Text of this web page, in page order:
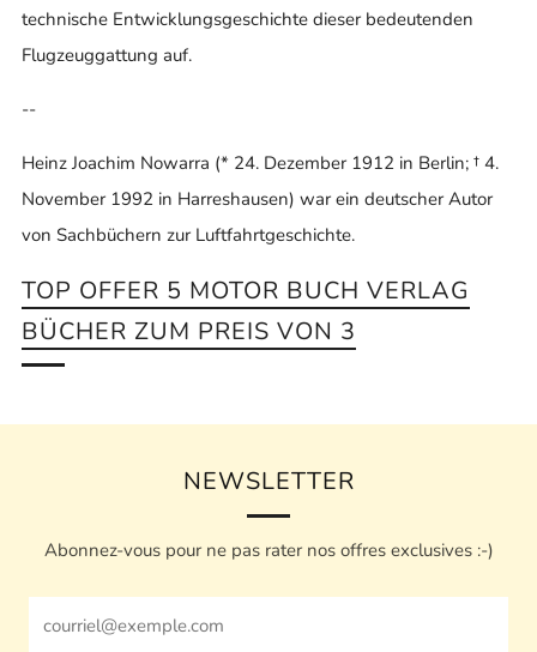
technische Entwicklungsgeschichte dieser bedeutenden
Flugzeuggattung auf.
--
Heinz Joachim Nowarra (* 24. Dezember 1912 in Berlin; † 4.
November 1992 in Harreshausen) war ein deutscher Autor
von Sachbüchern zur Luftfahrtgeschichte.
TOP OFFER 5 MOTOR BUCH VERLAG
BÜCHER ZUM PREIS VON 3
NEWSLETTER
Abonnez-vous pour ne pas rater nos offres exclusives :-)